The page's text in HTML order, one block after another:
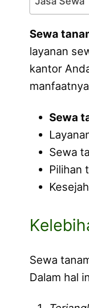
Sewa
layanan
kantor
Sewa
Sewa
Pilihan
Sewa
Dalam hal